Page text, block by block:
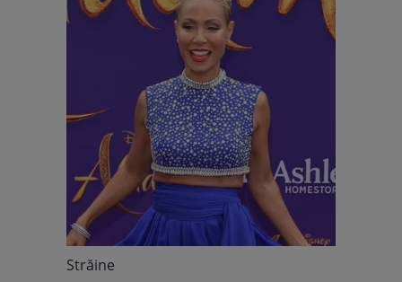
Străine